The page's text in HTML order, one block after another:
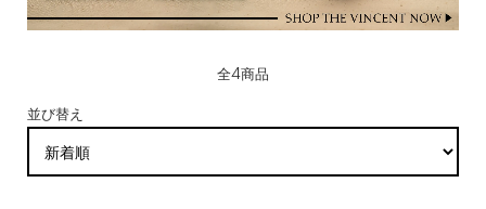
全4商品
並び替え